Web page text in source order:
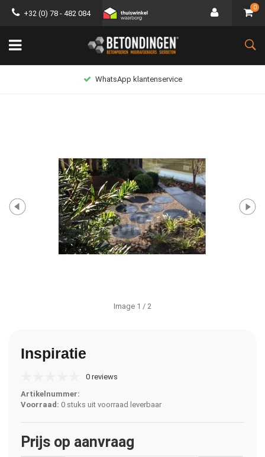
+32 (0) 78 - 482 084
0
WhatsApp klantenservice
Image 1 / 2
Inspiratie
0 reviews
Artikelnummer:
Voorraad: 0 stuks uit voorraad leverbaar
Prijs op aanvraag